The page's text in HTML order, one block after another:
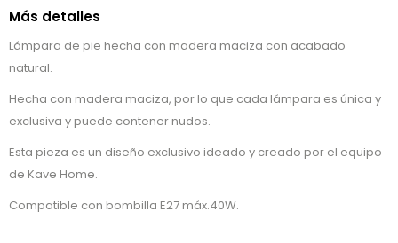
Más detalles
Lámpara de pie hecha con madera maciza con acabado
natural.
Hecha con madera maciza, por lo que cada lámpara es única y
exclusiva y puede contener nudos.
Esta pieza es un diseño exclusivo ideado y creado por el equipo
de Kave Home.
Compatible con bombilla E27 máx.40W.